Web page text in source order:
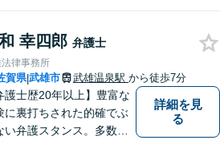
幸四郎 弁護士
律事務所
賀県|武雄市 武雄温泉駅 から徒歩7分
護士歴20年以上】豊富な
に裏打ちされた的確でぶ
い弁護スタンス。多数の
詳細を見
る